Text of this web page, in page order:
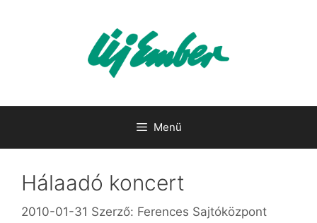
Menü
Hálaadó koncert
2010-01-31 Szerző: Ferences Sajtóközpont